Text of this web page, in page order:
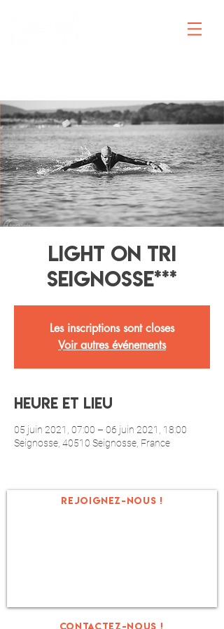
LIGHT ON TRI
Seignosse***
Les inscriptions sont closes
Voir autres événements
Heure et Lieu
05 juin 2021, 07:00 – 06 juin 2021, 18:00
Seignosse, 40510 Seignosse, France
REJOIGNEZ-NOUS !
Contactez-nous !